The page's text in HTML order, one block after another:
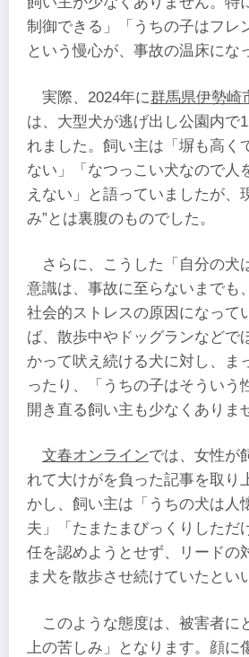
制御できる」「うちの子はフレ
という慢心が、事故の温床にな
実際、2024年に群馬県伊勢崎
は、大型犬が逃げ出し公園内で
れました。飼い主は「塀も高く
ない」「なつっこい犬なので人
えない」と語っていましたが、
み”とは裏腹のものでした。
さらに、こうした「自分の犬
意識は、事故に至らないまでも
社会的ストレスの原因になって
ば、散歩中やドッグランなどで
かって吠え続ける犬に対し、ま
ったり、「うちの子はそういう
開き直る飼い主も少なくありま
文春オンラインでは、女性が
れて大けがを負った記事を取り
かし、飼い主は「うちの犬は人
夫」「たまたまびっくりしただ
任を認めようとせず、リードの
ま犬を散歩させ続けていたとい
このような態度は、被害者に
上の苦しみ」となります。顔に